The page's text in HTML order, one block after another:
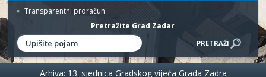
Transparentni proračun
Pretražite Grad Zadar
Arhiva: 13. sjednica Gradskog vijeća Grada Zadra